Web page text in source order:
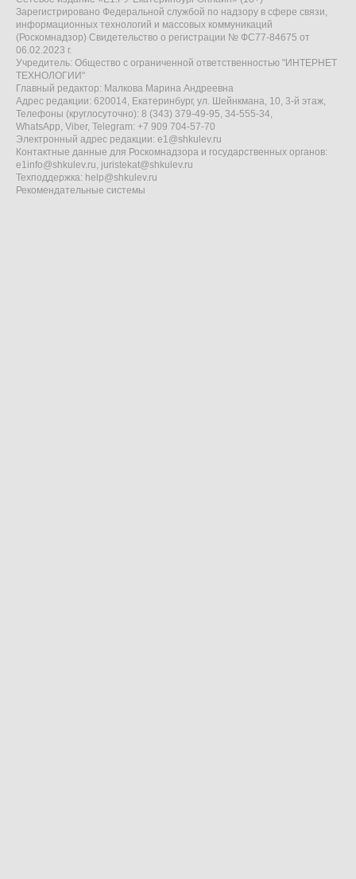
Зарегистрировано Федеральной службой по надзору в сфере связи,
информационных технологий и массовых коммуникаций
(Роскомнадзор) Свидетельство о регистрации № ФС77-84675 от
06.02.2023 г.
Учредитель: Общество с ограниченной ответственностью "ИНТЕРНЕТ
ТЕХНОЛОГИИ"
Главный редактор: Малкова Марина Андреевна
Адрес редакции: 620014, Екатеринбург, ул. Шейнкмана, 10, 3-й этаж,
Телефоны (круглосуточно): 8 (343) 379-49-95, 34-555-34,
WhatsApp, Viber, Telegram: +7 909 704-57-70
Электронный адрес редакции: e1@shkulev.ru
Контактные данные для Роскомнадзора и государственных органов:
e1info@shkulev.ru, juristekat@shkulev.ru
Техподдержка: help@shkulev.ru
Рекомендательные системы